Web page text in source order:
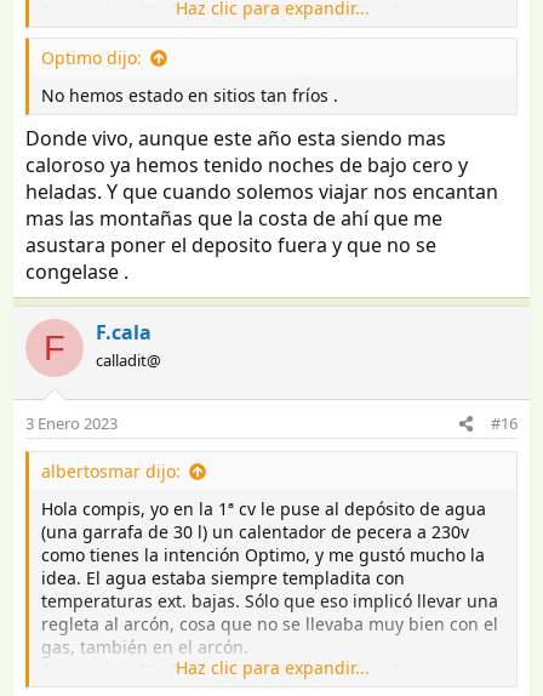
Por aquí en Rio Purón hace 10 años. Feliz año.
Ver el archivos adjunto 4136915
Haz clic para expandir...
Optimo dijo:
No hemos estado en sitios tan fríos .
Donde vivo, aunque este año esta siendo mas
caloroso ya hemos tenido noches de bajo cero y
heladas. Y que cuando solemos viajar nos encantan
mas las montañas que la costa de ahí que me
asustara poner el deposito fuera y que no se
congelase .
F F.cala
calladit@
3 Enero 2023 #16
albertosmar dijo:
Hola compis, yo en la 1ª cv le puse al depósito de agua
(una garrafa de 30 l) un calentador de pecera a 230v
como tienes la intención Optimo, y me gustó mucho la
idea. El agua estaba siempre templadita con
temperaturas ext. bajas. Sólo que eso implicó llevar una
regleta al arcón, cosa que no se llevaba muy bien con el
gas, también en el arcón.
Por aquí en Rio Purón hace 10 años. Feliz año.
Haz clic para expandir...